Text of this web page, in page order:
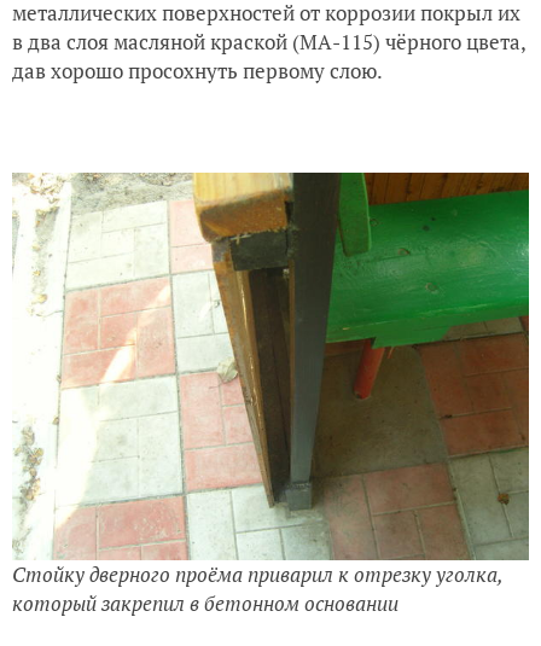
металлических поверхностей от коррозии покрыл их
в два слоя масляной краской (МА-115) чёрного цвета,
дав хорошо просохнуть первому слою.
Стойку дверного проёма приварил к отрезку уголка,
который закрепил в бетонном основании